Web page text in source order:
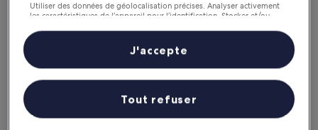
7 août - 9 août
14 août - 16 août
Tombeau de Şeyh Edebali : où
loger à proximité ?
Utiliser des données de géolocalisation précises. Analyser activement
les caractéristiques de l’appareil pour l’identification. Stocker et/ou
personnalisés, mesure de performance des publicités et du contenu,
études d’audience et développement de services.
Liste de nos partenaires (fournisseurs)
Tout refuser
J'accepte